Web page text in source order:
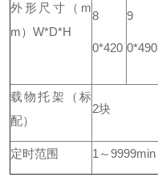
外形尺寸（m
m）W*D*H
8
0*420
9
0*490
载物托架
（标
配）
2块
定时范围 1～9999min